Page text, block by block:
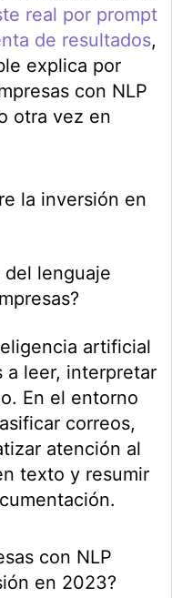
real por prompt
de resultados,
explica por
con NLP
otra vez en
la inversión en
del lenguaje
artificial
a leer, interpretar
En el entorno
correos,
atención al
texto y resumir
con NLP
en 2023?